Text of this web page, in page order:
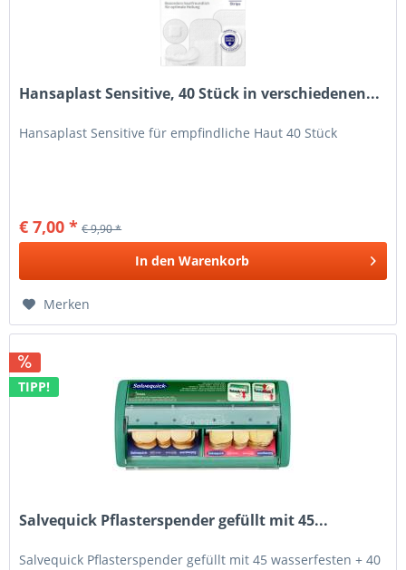
Hansaplast Sensitive, 40 Stück in verschiedenen...
Hansaplast Sensitive für empfindliche Haut 40 Stück
€ 7,00 * € 9,90 *
In den Warenkorb
Merken
TIPP!
Salvequick Pflasterspender gefüllt mit 45...
Salvequick Pflasterspender gefüllt mit 45 wasserfesten + 40